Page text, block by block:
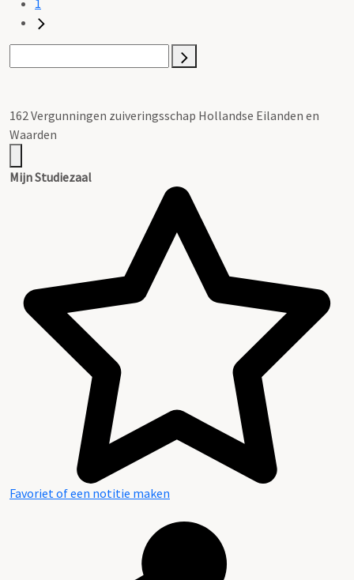
162 Vergunningen zuiveringsschap Hollandse Eilanden en
Waarden
Mijn Studiezaal
Favoriet of een notitie maken